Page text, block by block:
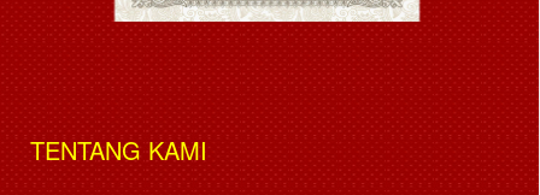
TENTANG KAMI